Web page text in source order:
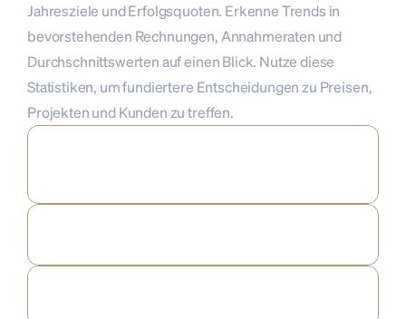
Jahresziele und Erfolgsquoten. Erkenne Trends in
bevorstehenden Rechnungen, Annahmeraten und
Durchschnittswerten auf einen Blick. Nutze diese
Statistiken, um fundiertere Entscheidungen zu Preisen,
Projekten und Kunden zu treffen.
Sieh, wie deine diesjährigen Zahlen abschneiden – und
Schätze deine bevorstehenden Einnahmen, um Rechnungen
Prüfe die Zahlungsmoral, um zu sehen, ob du bei